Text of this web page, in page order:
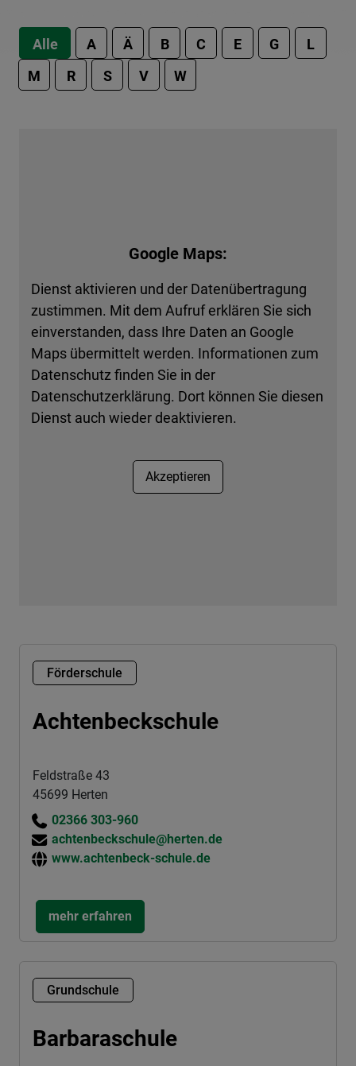
Alle A Ä B C E G
L
M
R S V W
Google Maps:
Dienst aktivieren und der Datenübertragung
zustimmen. Mit dem Aufruf erklären Sie sich
einverstanden, dass Ihre Daten an Google
Maps übermittelt werden. Informationen zum
Datenschutz finden Sie in der
Datenschutzerklärung. Dort können Sie diesen
Dienst auch wieder deaktivieren.
Akzeptieren
Förderschule
Achtenbeckschule
Feldstraße 43
45699 Herten
02366 303-960
achtenbeckschule@herten.de
www.achtenbeck-schule.de
mehr erfahren
Grundschule
Barbaraschule